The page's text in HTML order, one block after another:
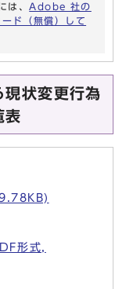
は、 Adobe 社の
ド（無償）して
現状変更行為
表
形式,